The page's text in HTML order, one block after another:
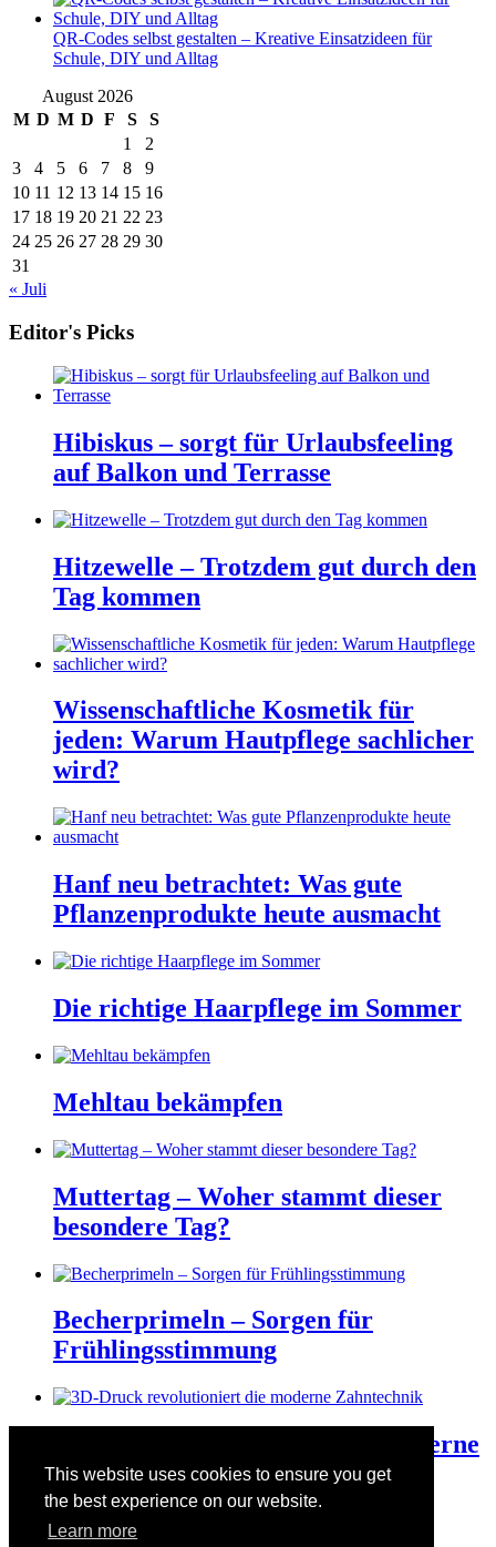
This website uses cookies to ensure you get
the best experience on our website.
Learn more
QR-Codes selbst gestalten – Kreative Einsatzideen für
Schule, DIY und Alltag
August 2026
M D M D F S
S
1
2
3
4 5 6 7 8
9
10 11 12 13 14 15 16
17 18 19 20 21 22 23
24 25 26 27 28 29 30
31
« Juli
Editor's Picks
Hibiskus – sorgt für Urlaubsfeeling
auf Balkon und Terrasse
Hitzewelle – Trotzdem gut durch den
Tag kommen
Wissenschaftliche Kosmetik für
jeden: Warum Hautpflege sachlicher
wird?
Hanf neu betrachtet: Was gute
Pflanzenprodukte heute ausmacht
Die richtige Haarpflege im Sommer
Mehltau bekämpfen
Muttertag – Woher stammt dieser
besondere Tag?
Becherprimeln – Sorgen für
Frühlingsstimmung
3D-Druck revolutioniert die moderne
Zahntechnik